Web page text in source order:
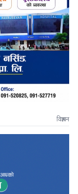
विज्ञापन